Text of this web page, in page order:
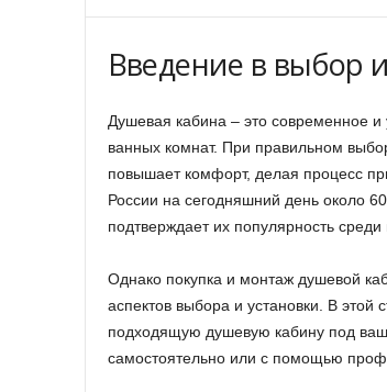
Введение в выбор
Душевая кабина – это современное
ванных комнат. При правильном
повышает комфорт, делая процесс
России на сегодняшний день около
подтверждает их популярность среди
Однако покупка и монтаж душевой
аспектов выбора и установки. В этой
подходящую душевую кабину под
самостоятельно или с помощью